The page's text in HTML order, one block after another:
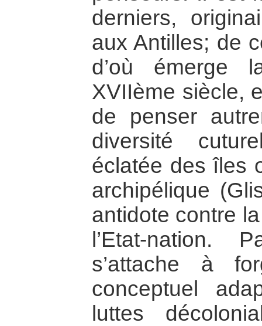
derniers,
aux Antilles; de
d’où émerge
XVIIème siècle,
de penser
diversité
éclatée des îles
archipélique
antidote contre
l’Etat-nation.
s’attache à
conceptuel
luttes